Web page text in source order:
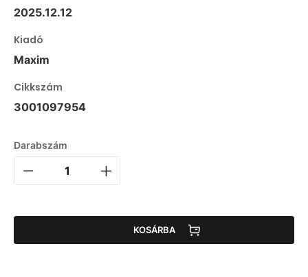
2025.12.12
Kiadó
Maxim
Cikkszám
3001097954
Darabszám
KOSÁRBA